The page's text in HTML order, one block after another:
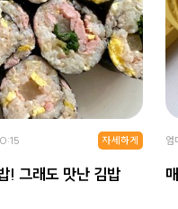
! 그래도 맛난 김밥
자세하게 엄